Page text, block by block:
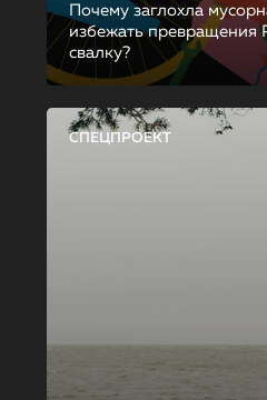
Почему заглохла
избежать превращения
свалку?
СПЕЦПРОЕКТ